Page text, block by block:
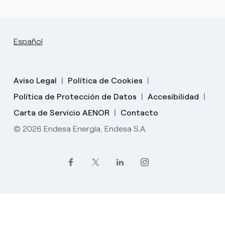
Español
Aviso Legal
Política de Cookies
Política de Protección de Datos
Accesibilidad
Carta de Servicio AENOR
Contacto
© 2026 Endesa Energía, Endesa S.A.